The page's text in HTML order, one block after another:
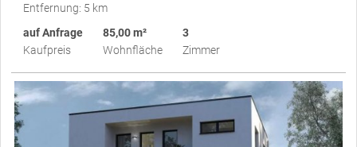
Entfernung: 5 km
auf Anfrage
Kaufpreis
85,00 m²
Wohnfläche
3
Zimmer